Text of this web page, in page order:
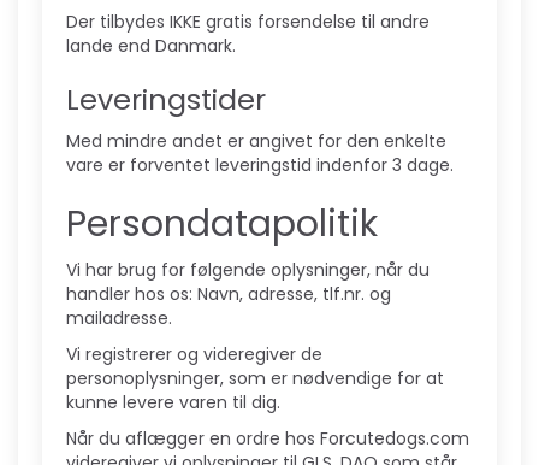
Der tilbydes IKKE gratis forsendelse til andre
lande end Danmark.
Leveringstider
Med mindre andet er angivet for den enkelte
vare er forventet leveringstid indenfor 3 dage.
Persondatapolitik
Vi har brug for følgende oplysninger, når du
handler hos os: Navn, adresse, tlf.nr. og
mailadresse.
Vi registrerer og videregiver de
personoplysninger, som er nødvendige for at
kunne levere varen til dig.
Når du aflægger en ordre hos Forcutedogs.com